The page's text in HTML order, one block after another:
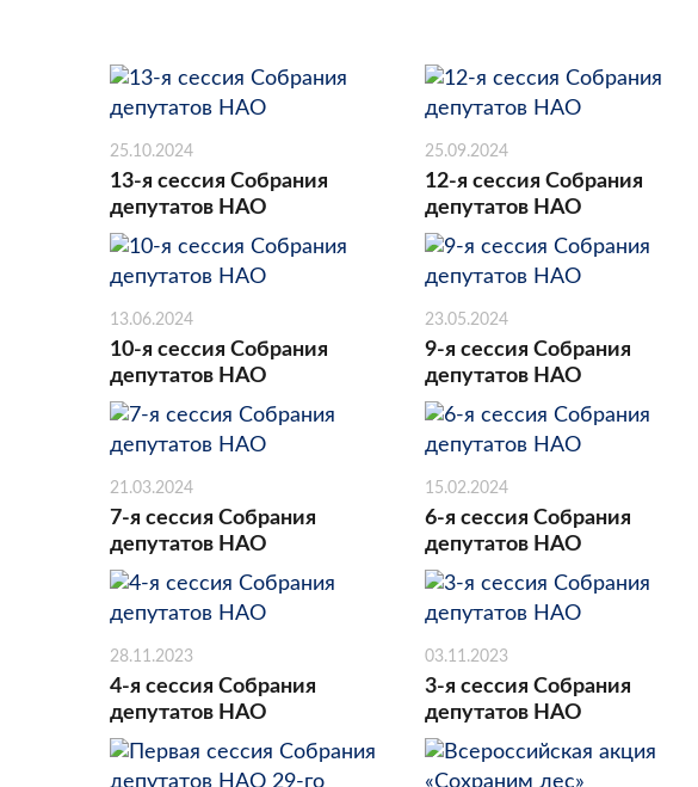
25.10.2024
13-я сессия Собрания
депутатов НАО
25.09.2024
12-я сессия Собрания
депутатов НАО
13.06.2024
10-я сессия Собрания
депутатов НАО
23.05.2024
9-я сессия Собрания
депутатов НАО
21.03.2024
7-я сессия Собрания
депутатов НАО
15.02.2024
6-я сессия Собрания
депутатов НАО
28.11.2023
4-я сессия Собрания
депутатов НАО
03.11.2023
3-я сессия Собрания
депутатов НАО